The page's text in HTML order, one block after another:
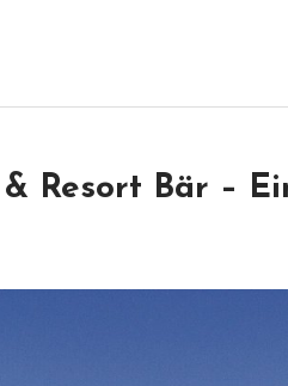
Resort Bär –